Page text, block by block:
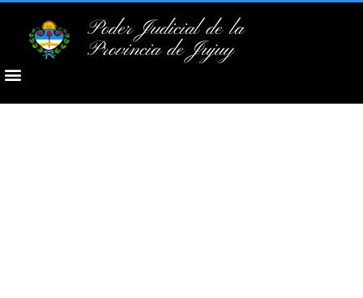
Poder Judicial de la
Provincia de Jujuy